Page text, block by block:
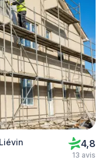
4,8
13 avis